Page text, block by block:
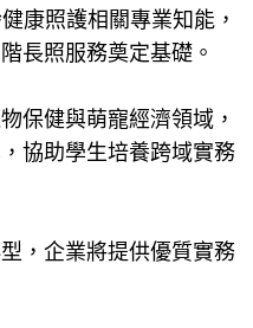
康照護相關專業知能，
長照服務奠定基礎。
保健與萌寵經濟領域，
協助學生培養跨域實務
，企業將提供優質實務